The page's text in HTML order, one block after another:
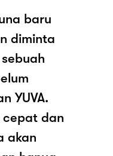
baru
diminta
YUVA.
cepat dan
akan